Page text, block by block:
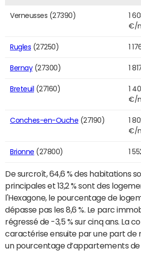
Verneusses (27390)
1
€/
Rugles (27250) 1
Bernay(27300) 1
Breteuil (27160)
1
€/
Conches-en-Ouche (27190)
1
€/
Brionne (27800) 1
De surcroît, 64,6 % des habitations
principales et 13,2 % sont des
l'Hexagone, le pourcentage de
dépasse pas les 8,6 %. Le parc
régressé de -3,5 % sur cinq ans. La
caractérise ensuite par une part de
un pourcentage d’appartements de